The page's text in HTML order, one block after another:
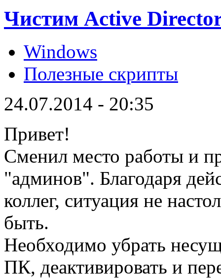
Чистим Active
Windows
Полезные скрипты
24.07.2014 - 20:35
Привет!
Сменил место работы и
"админов". Благодаря
коллег, ситуация не
быть.
Необходимо убрать
ПК, деактивировать и